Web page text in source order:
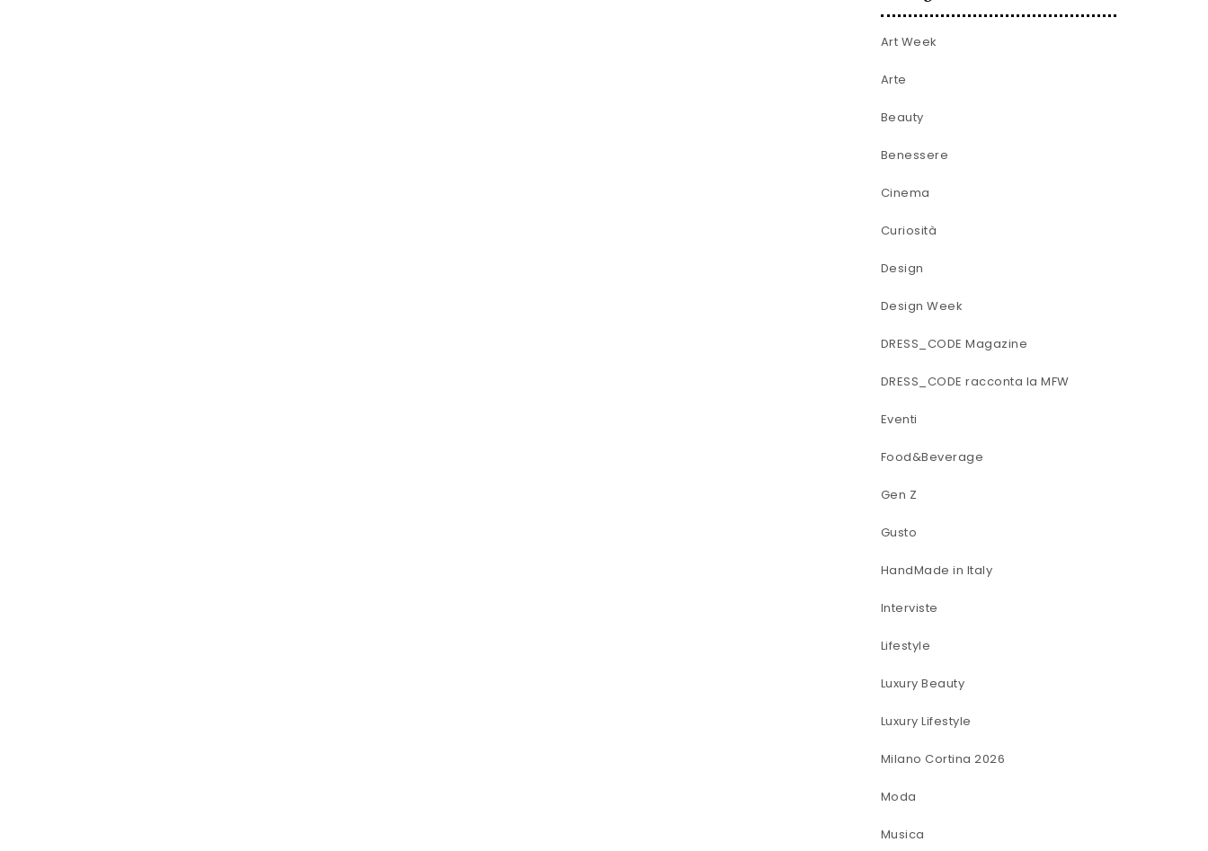
Art Week
Arte
Beauty
Benessere
Cinema
Curiosità
Design
Design Week
DRESS_CODE Magazine
DRESS_CODE racconta la MFW
Eventi
Food&Beverage
Gen Z
Gusto
HandMade in Italy
Interviste
Lifestyle
Luxury Beauty
Luxury Lifestyle
Milano Cortina 2026
Moda
Musica